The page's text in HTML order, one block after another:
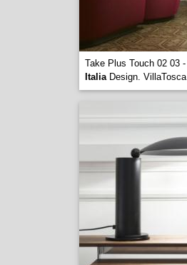
Take Plus Touch 02 03 -
ItaliaDesign. VillaTosca